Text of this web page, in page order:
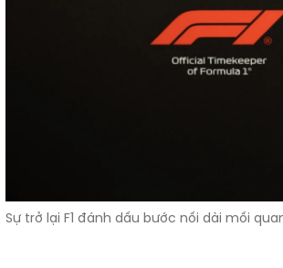
Sự trở lại F1 đánh dấu bước nối dài mối